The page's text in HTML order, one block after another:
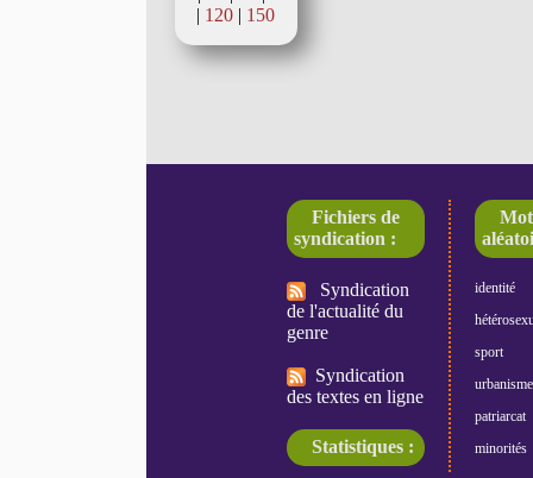
| 120 | 150
Fichiers de
syndication :
Syndication
de l'actualité du
genre
Syndication
des textes en ligne
Statistiques :
identité
sport
urbanisme
patriarcat
minorités